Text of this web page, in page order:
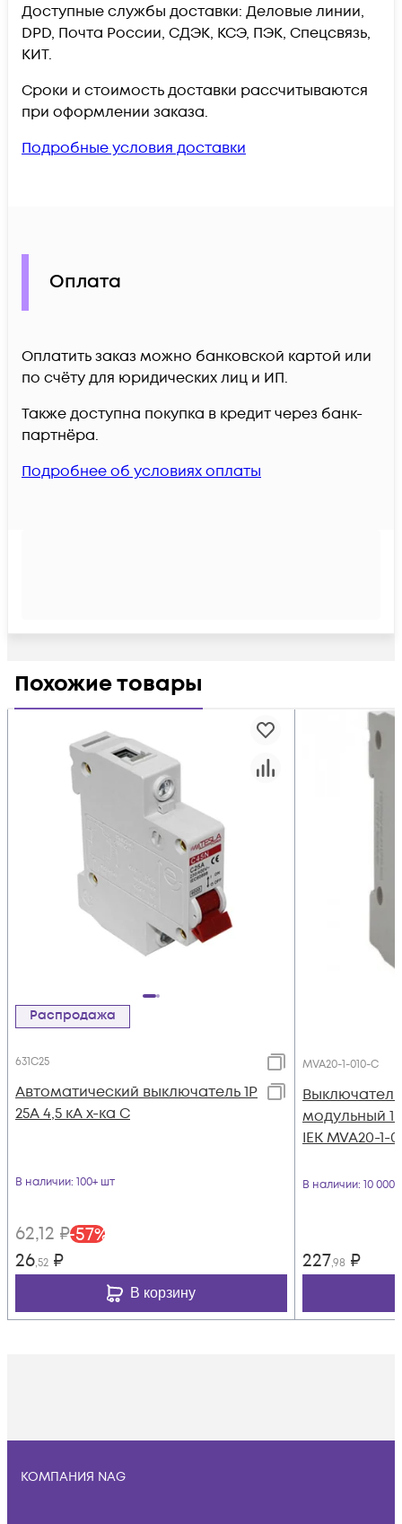
Доступные службы доставки: Деловые линии,
DPD, Почта России, СДЭК, КСЭ, ПЭК, Спецсвязь,
КИТ.
Сроки и стоимость доставки рассчитываются
при оформлении заказа.
Подробные условия доставки
Оплата
Оплатить заказ можно банковской картой или
по счёту для юридических лиц и ИП.
Также доступна покупка в кредит через банк-
партнёра.
Подробнее об условиях оплаты
Похожие товары
Распродажа
631C25
Автоматический выключатель 1Р
25А 4,5 кА х-ка С
В наличии: 100+ шт
62,12 ₽-57%
26,52 ₽
В корзину
MVA20-1-010-C
модульный
IEK MVA20-1-
В наличии: 10
227,98 ₽
КОМПАНИЯ NAG